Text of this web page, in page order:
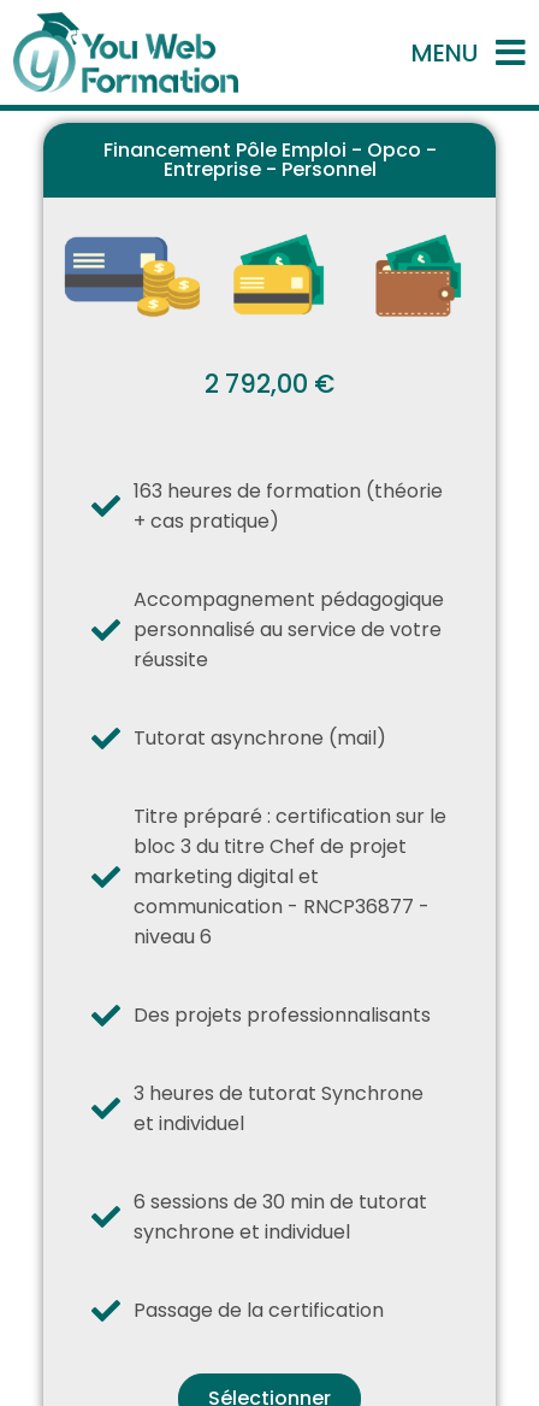
MENU
Financement Pôle Emploi - Opco -
Entreprise - Personnel
2 792,00 €
163 heures de formation (théorie
+ cas pratique)
Accompagnement pédagogique
personnalisé au service de votre
réussite
Tutorat asynchrone (mail)
Titre préparé : certification sur le
bloc 3 du titre Chef de projet
marketing digital et
communication - RNCP36877 -
niveau 6
Des projets professionnalisants
3 heures de tutorat Synchrone
et individuel
6 sessions de 30 min de tutorat
synchrone et individuel
Passage de la certification
Sélectionner